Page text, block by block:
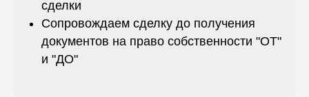
сделки
Сопровождаем сделку до получения
документов на право собственности "ОТ"
и "ДО"